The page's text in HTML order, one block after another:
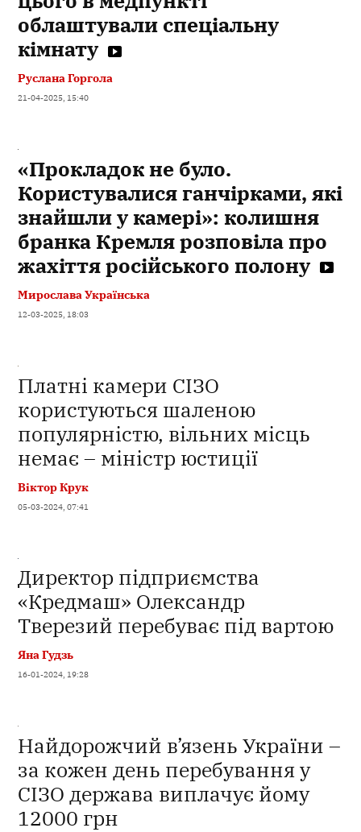
облаштували спеціальну
кімнату
Руслана Горгола
21-04-2025, 15:40
«Прокладок не було.
Користувалися ганчірками, які
знайшли у камері»: колишня
бранка Кремля розповіла про
жахіття російського полону
Мирослава Українська
12-03-2025, 18:03
Платні камери СІЗО
користуються шаленою
популярністю, вільних місць
немає – міністр юстиції
Віктор Крук
05-03-2024, 07:41
Директор підприємства
«Кредмаш» Олександр
Тверезий перебуває під вартою
Яна Гудзь
16-01-2024, 19:28
Найдорожчий в’язень України –
за кожен день перебування у
СІЗО держава виплачує йому
12000 грн